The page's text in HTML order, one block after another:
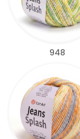
948